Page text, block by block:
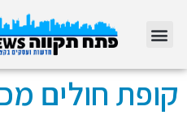
קופת חולים